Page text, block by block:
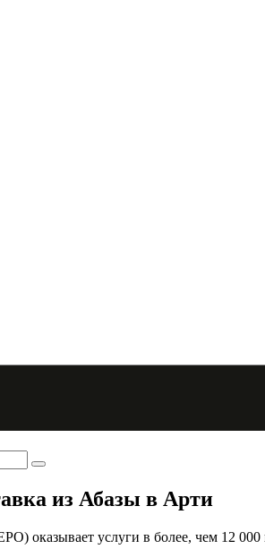
из Абазы в Арти
оказывает услуги в более, чем 12